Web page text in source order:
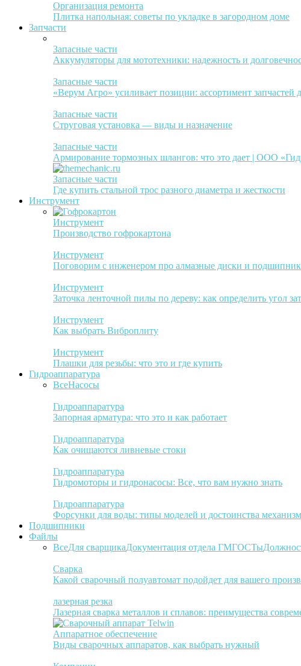
Организация ремонта
Плитка напольная: советы по укладке в загородном доме
Запчасти
Запасные части
Аккумуляторы для мототехники: надежность и
Запасные части
«Верум Агро» усиливает позиции: ассортимент запчастей
Запасные части
Струговая установка — виды и назначение
Запасные части
Армирование тормозных шлангов: что это дает | ООО
Запасные части
Где купить стальной трос разного диаметра и жесткости
Инструмент
Инструмент
Производство гофрокартона
Инструмент
Поговорим с инженером про алмазные диски и
Инструмент
Заточка ленточной пилы по дереву: как определить угол
Инструмент
Как выбрать Виброплиту
Инструмент
Плашки для резьбы: что это и где купить
Гидроаппаратура
ВсеНасосы
Гидроаппаратура
Запорная арматура: что это и как работает
Гидроаппаратура
Как очищаются ливневые стоки
Гидроаппаратура
Гидромоторы и гидронасосы: Все, что вам нужно знать
Гидроаппаратура
Форсунки для воды: типы моделей и достоинства
Подшипники
Файлы
ВсеДля сварщикаДокументация отдела ГМГОСТы
Сварка
Какой сварочный полуавтомат подойдет для вашего
лазерная резка
Лазерная сварка металлов и сплавов: преимущества
Аппаратное обеспечение
Виды сварочных аппаратов, как выбрать нужный